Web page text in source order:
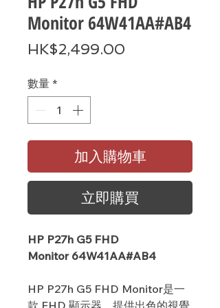
Monitor 64W41AA#AB4
HK$2,499.00
數量 *
加入購物車
立即購買
HP P27h G5 FHD
Monitor 64W41AA#AB4
HP P27h G5 FHD Monitor是一
款 FHD 顯示器，提供出色的視覺